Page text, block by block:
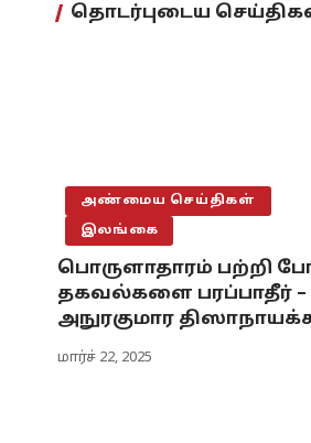
தொடர்புடைய
அண்மைய செய்திகள்
இலங்கை
பொருளாதாரம் பற்றி
தகவல்களை பரப்பாதீர் –
அநுரகுமார
மார்ச் 22, 2025